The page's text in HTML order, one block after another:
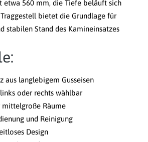
etwa 560 mm, die Tiefe beläuft sich
bietet die Grundlage für
stabilen Stand des Kamineinsatzes
aus langlebigem Gusseisen
oder rechts wählbar
mittelgroße Räume
und Reinigung
Design